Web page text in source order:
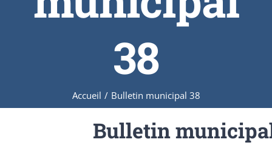
38
Accueil / Bulletin municipal 38
Bulletin